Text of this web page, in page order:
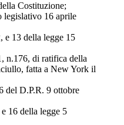
Costituzione;
legislativo 16 aprile
e 13 della legge 15
n.176, di ratifica della
fatta a New York il
del D.P.R. 9 ottobre
16 della legge 5